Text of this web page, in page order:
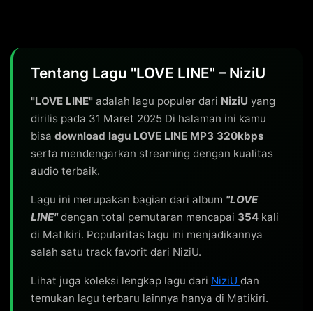
Tentang Lagu "LOVE LINE" – NiziU
"LOVE LINE" adalah lagu populer dari NiziU yang
dirilis pada 31 Maret 2025 Di halaman ini kamu
bisa download lagu LOVE LINE MP3 320kbps
serta mendengarkan streaming dengan kualitas
audio terbaik.
Lagu ini merupakan bagian dari album "LOVE
LINE"dengan total pemutaran mencapai 354 kali
di Matikiri. Popularitas lagu ini menjadikannya
salah satu track favorit dari NiziU.
Lihat juga koleksi lengkap lagu dari NiziU dan
temukan lagu terbaru lainnya hanya di Matikiri.